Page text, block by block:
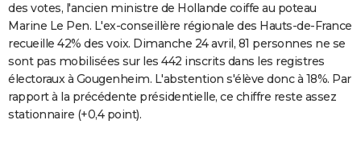
des votes, l'ancien ministre de Hollande coiffe au poteau
Marine Le Pen. L'ex-conseillère régionale des Hauts-de-France
recueille 42% des voix. Dimanche 24 avril, 81 personnes ne se
sont pas mobilisées sur les 442 inscrits dans les registres
électoraux à Gougenheim. L'abstention s'élève donc à 18%. Par
rapport à la précédente présidentielle, ce chiffre reste assez
stationnaire (+0,4 point).